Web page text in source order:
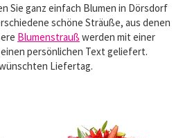
Sie ganz einfach Blumen in Dörsdorf
schöne Sträuße, aus denen
Blumenstrauß werden mit einer
persönlichen Text geliefert.
Liefertag.